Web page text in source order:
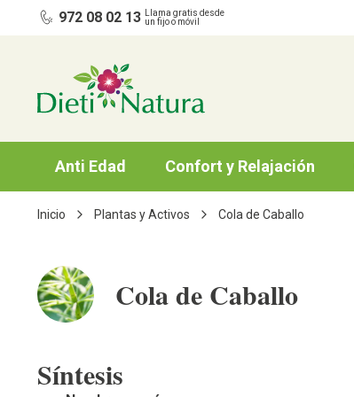
Ir al contenido972 08 02 13
Llama gratis desde
un fijo o móvil
Anti Edad Confort y Relajación
Inicio Plantas y Activos Cola de Caballo
Cola de Caballo
Síntesis